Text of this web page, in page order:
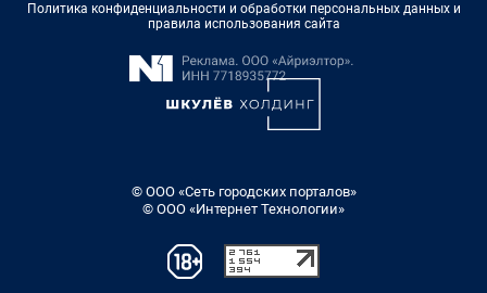
Политика конфиденциальности и обработки персональных данных и
правила использования сайта
© ООО «Сеть городских порталов»
© ООО «Интернет Технологии»